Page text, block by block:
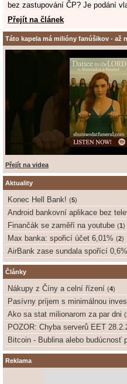
bez zastupování ČP? Je podání
Přejít na článek
Táto kapela má milióny fanúšikov - až
Přejít na videa
Aktuality
Konec Hell Bank! (5)
Android bankovní aplikace bez
Finančák se zaměří na youtube (1 )
Max banka: spořicí účet 6,01% (2)
AirBank zase sundala spořící 0,6%
Články
Nákupy z Číny a celní řízení (4)
Pasívny príjem s minimálnou
Ako sa stat milionarom za par dni (
POZOR: Chyba serverů EET
Bitcoin - Bublina alebo budúcnosť
Reklama